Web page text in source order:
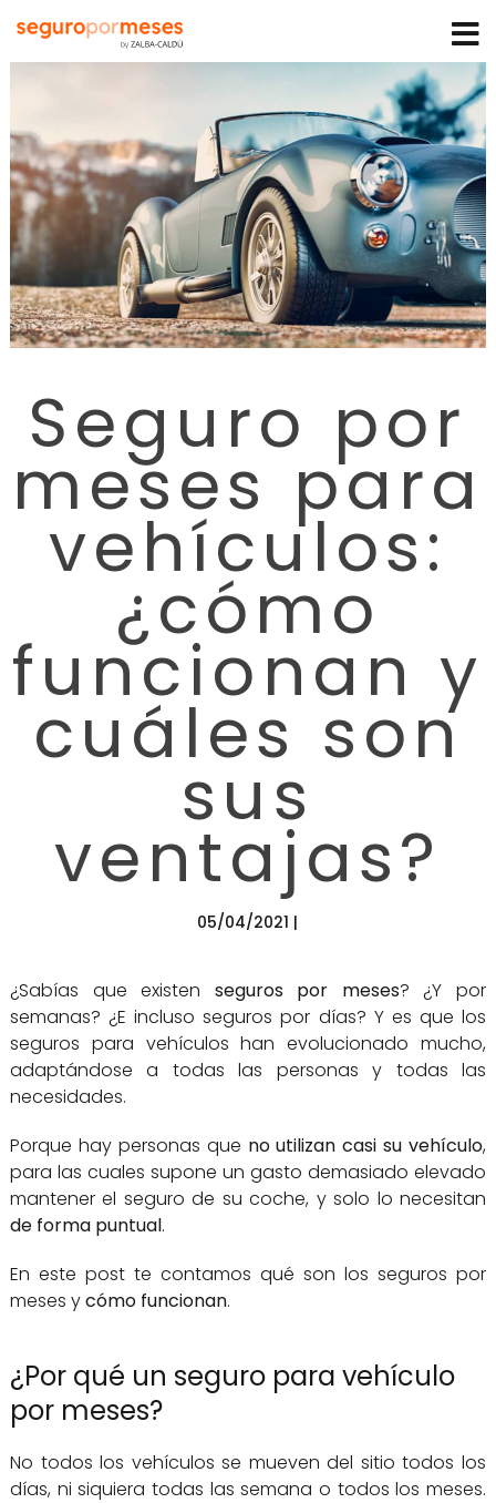
Seguro por
meses para
vehículos:
¿cómo
funcionan y
cuáles son
sus
ventajas?
05/04/2021 |
¿Sabías que existen seguros por meses? ¿Y por
semanas? ¿E incluso seguros por días? Y es que los
seguros para vehículos han evolucionado mucho,
adaptándose a todas las personas y todas las
necesidades.
Porque hay personas que no utilizan casi su vehículo,
para las cuales supone un gasto demasiado elevado
mantener el seguro de su coche, y solo lo necesitan
de forma puntual.
En este post te contamos qué son los seguros por
meses ycómo funcionan.
¿Por qué un seguro para vehículo
por meses?
No todos los vehículos se mueven del sitio todos los
días, ni siquiera todas las semana o todos los meses.